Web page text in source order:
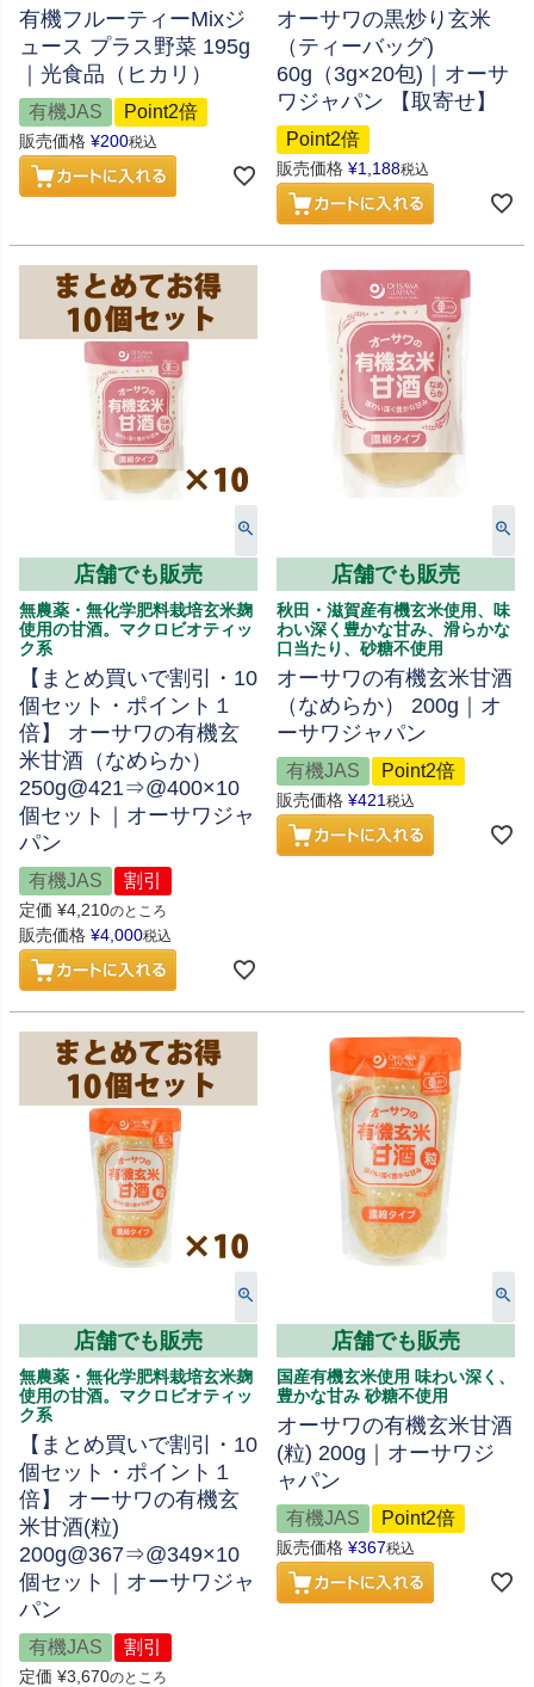
有機フルーティーMixジ
ュース プラス野菜 195g
｜光食品（ヒカリ）
有機JAS Point2倍
販売価格 ¥200税込
オーサワの黒炒り玄米
（ティーバッグ)
60g（3g×20包)｜オーサ
ワジャパン 【取寄せ】
Point2倍
販売価格 ¥1,188税込
店舗でも販売
無農薬・無化学肥料栽培玄米麹
使用の甘酒。マクロビオティッ
ク系
【まとめ買いで割引・10
個セット・ポイント１
倍】 オーサワの有機玄
米甘酒（なめらか）
250g@421⇒@400×10
個セット｜オーサワジャ
パン
有機JAS 割引
定価 ¥4,210のところ
販売価格 ¥4,000税込
店舗でも販売
秋田・滋賀産有機玄米使用、味
わい深く豊かな甘み、滑らかな
口当たり、砂糖不使用
オーサワの有機玄米甘酒
（なめらか） 200g｜オ
ーサワジャパン
有機JAS Point2倍
販売価格 ¥421 税込
店舗でも販売
無農薬・無化学肥料栽培玄米麹
使用の甘酒。マクロビオティッ
ク系
【まとめ買いで割引・10
個セット・ポイント１
倍】 オーサワの有機玄
米甘酒(粒)
200g@367⇒@349×10
個セット｜オーサワジャ
パン
有機JAS 割引
定価 ¥3,670のところ
店舗でも販売
国産有機玄米使用 味わい深く、
豊かな甘み 砂糖不使用
オーサワの有機玄米甘酒
(粒) 200g｜オーサワジ
ャパン
有機JAS Point2倍
販売価格 ¥367税込